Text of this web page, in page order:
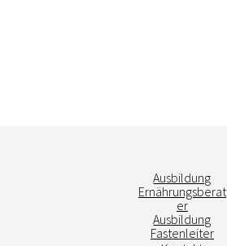
Ausbildung
Ernährungsberat
er
Ausbildung
Fastenleiter